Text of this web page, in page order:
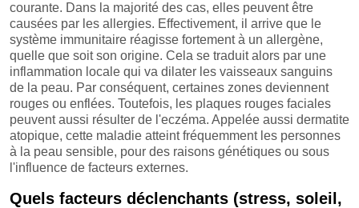
courante. Dans la majorité des cas, elles peuvent être
causées par les allergies. Effectivement, il arrive que le
système immunitaire réagisse fortement à un allergène,
quelle que soit son origine. Cela se traduit alors par une
inflammation locale qui va dilater les vaisseaux sanguins
de la peau. Par conséquent, certaines zones deviennent
rouges ou enflées. Toutefois, les plaques rouges faciales
peuvent aussi résulter de l'eczéma. Appelée aussi dermatite
atopique, cette maladie atteint fréquemment les personnes
à la peau sensible, pour des raisons génétiques ou sous
l'influence de facteurs externes.
Quels facteurs déclenchants (stress, soleil,